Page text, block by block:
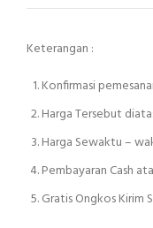
Keterangan :
Konfirmasi
Harga Tersebut
Harga Sewaktu –
Pembayaran Cash
Gratis Ongkos